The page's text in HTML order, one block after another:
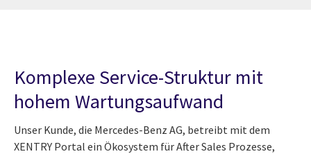
Komplexe Service-Struktur mit
hohem Wartungsaufwand
Unser Kunde, die Mercedes-Benz AG, betreibt mit dem
XENTRY Portal ein Ökosystem für After Sales Prozesse,